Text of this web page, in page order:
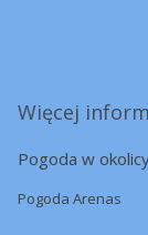
Więcej
Pogoda w
Pogoda Arenas